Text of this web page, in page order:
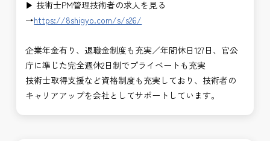
▶ 技術士PM管理技術者の求人を見る
→https://8shigyo.com/s/s26/
企業年金有り、退職金制度も充実／年間休日127日、官公
庁に準じた完全週休2日制でプライベートも充実
技術士取得支援など資格制度も充実しており、技術者の
キャリアアップを会社としてサポートしています。